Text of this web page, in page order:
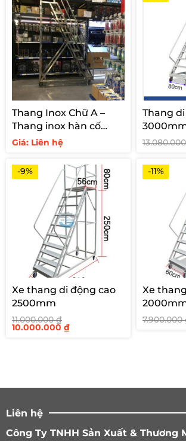
Thang Inox Chữ A –
Thang inox hàn cố
định cho siêu thị
Giá: Liên hệ
Thang
-9%
Xe thang di động cao
2500mm
11.000.000₫
Giá
gốc
10.000.000 ₫Giá
-11%
Xe
7.900.000
Liên hệ
Công Ty TNHH Sản Xuất & Thương